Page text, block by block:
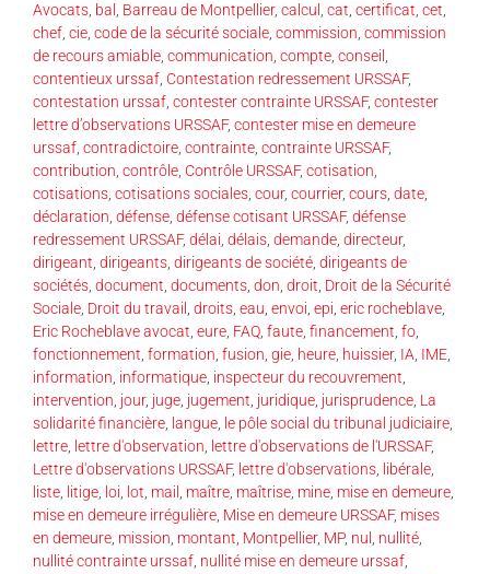
Avocats, bal , Barreau de Montpellier, calcul , cat, certificat, cet,
chef, cie, code de la sécurité sociale, commission, commission
de recours amiable, communication, compte, conseil ,
contentieux urssaf, Contestation redressement URSSAF,
contestation urssaf, contester contrainte URSSAF, contester
lettre d’observations URSSAF, contester mise en demeure
urssaf, contradictoire, contrainte, contrainte URSSAF,
contribution, contrôle, Contrôle URSSAF, cotisation,
cotisations, cotisations sociales, cour, courrier, cours, date,
déclaration, défense, défense cotisant URSSAF, défense
redressement URSSAF, délai, délais, demande, directeur,
dirigeant, dirigeants, dirigeants de société, dirigeants de
sociétés, document, documents, don, droit, Droit de la Sécurité
Sociale, Droit du travail , droits, eau, envoi, epi, eric rocheblave,
Eric Rocheblave avocat, eure, FAQ, faute, financement, fo,
fonctionnement, formation, fusion, gie, heure, huissier, IA, IME,
information, informatique, inspecteur du recouvrement,
intervention, jour, juge, jugement, juridique, jurisprudence, La
solidarité financière, langue, le pôle social du tribunal judiciaire,
lettre, lettre d'observation, lettre d'observations de l'URSSAF,
Lettre d'observations URSSAF, lettre d'observations, libérale,
liste, litige, loi, lot, mail , maître, maîtrise, mine, mise en demeure,
mise en demeure irrégulière, Mise en demeure URSSAF, mises
en demeure, mission, montant, Montpellier, MP, nul , nullité,
nullité contrainte urssaf, nullité mise en demeure urssaf,